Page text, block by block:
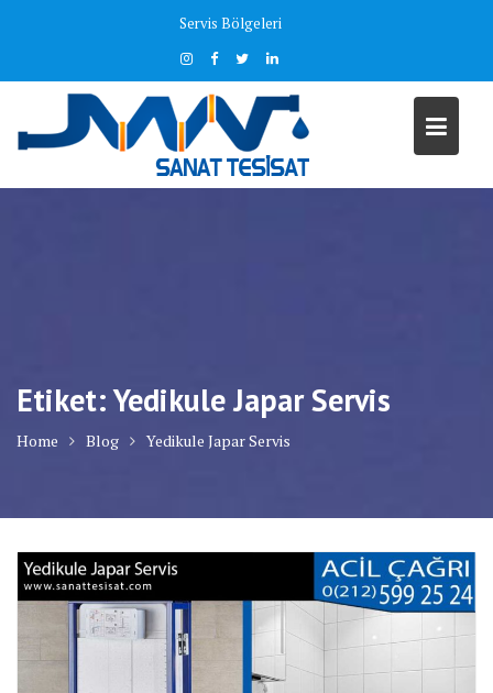
Servis Bölgeleri
Etiket:Yedikule Japar Servis
Home Blog Yedikule Japar Servis